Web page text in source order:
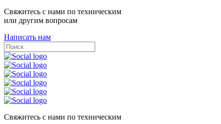
Свяжитесь с нами по техническим
или другим вопросам
Написать нам
Свяжитесь с нами по техническим